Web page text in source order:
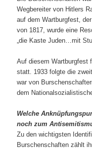
Wegbereiter von Hitlers
auf dem Wartburgfest,
von 1817, wurde eine
„die Kaste Juden…mit
Auf diesem Wartburgfest
statt. 1933 folgte die
war von
dem
Welche
noch zum
Zu den wichtigsten
Burschenschaften zählt